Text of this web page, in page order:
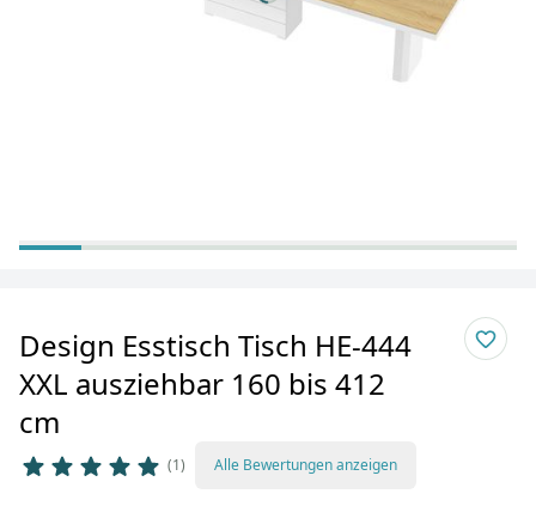
Design Esstisch Tisch HE-444
XXL ausziehbar 160 bis 412
cm
1 Alle Bewertungen anzeigen